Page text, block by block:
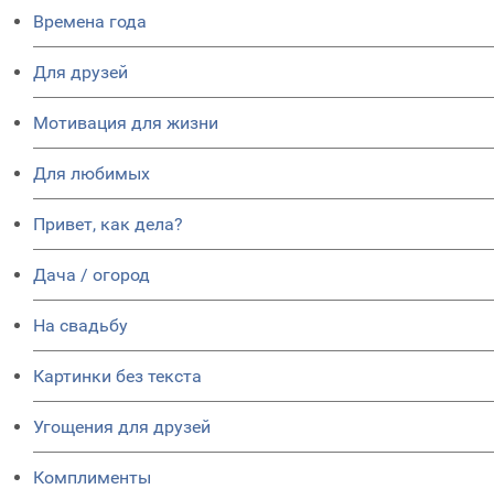
Времена года
Для друзей
Мотивация для жизни
Для любимых
Привет, как дела?
Дача / огород
На свадьбу
Картинки без текста
Угощения для друзей
Комплименты